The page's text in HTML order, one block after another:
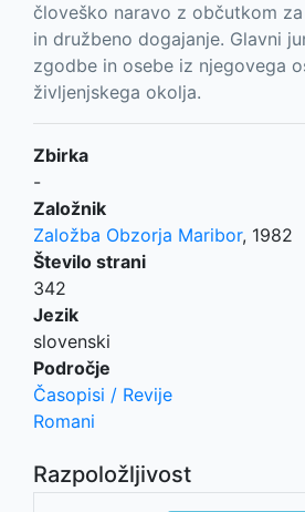
človeško naravo z občutkom
in družbeno dogajanje. Glavni
zgodbe in osebe iz njegovega
življenjskega okolja.
Zbirka
-
Založnik
Založba Obzorja Maribor, 1982
Število strani
342
Jezik
slovenski
Področje
Časopisi / Revije
Romani
Razpoložljivost